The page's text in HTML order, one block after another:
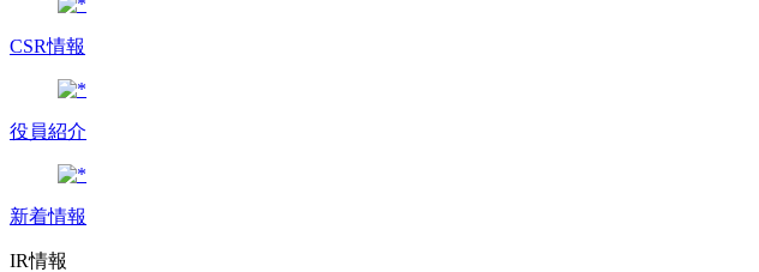
CSR情報
役員紹介
新着情報
IR情報